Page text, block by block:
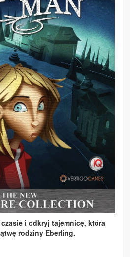
i odkryj tajemnicę, która
rodziny Eberling.